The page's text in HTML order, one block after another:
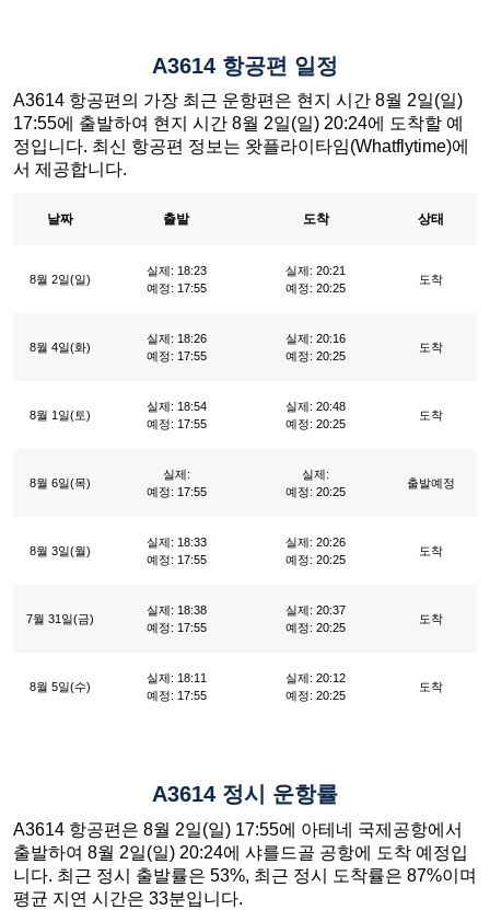
A3614 항공편 일정
A3614 항공편의 가장 최근 운항편은 현지 시간 8월 2일(일)
17:55에 출발하여 현지 시간 8월 2일(일) 20:24에 도착할 예
정입니다. 최신 항공편 정보는 왓플라이타임(Whatflytime)에
서 제공합니다.
날짜 출발 도착 상태
8월 2일(일)
실제: 18:23
예정: 17:55
실제: 20:21
예정: 20:25
도착
8월 4일(화)
실제: 18:26
예정: 17:55
실제: 20:16
예정: 20:25
도착
8월 1일(토)
실제: 18:54
예정: 17:55
실제: 20:48
예정: 20:25
도착
8월 6일(목)
실제:
예정: 17:55
실제:
예정: 20:25
출발예정
8월 3일(월)
실제: 18:33
예정: 17:55
실제: 20:26
예정: 20:25
도착
7월 31일(금)
실제: 18:38
예정: 17:55
실제: 20:37
예정: 20:25
도착
8월 5일(수)
실제: 18:11
예정: 17:55
실제: 20:12
예정: 20:25
도착
A3614 정시 운항률
A3614 항공편은 8월 2일(일) 17:55에 아테네 국제공항에서
출발하여 8월 2일(일) 20:24에 샤를드골 공항에 도착 예정입
니다. 최근 정시 출발률은 53%, 최근 정시 도착률은 87%이며
평균 지연 시간은 33분입니다.